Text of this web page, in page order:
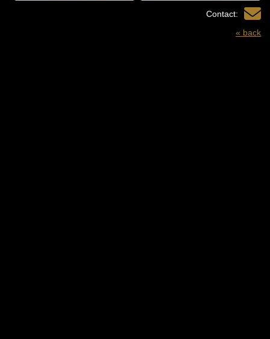
Contact:
« back